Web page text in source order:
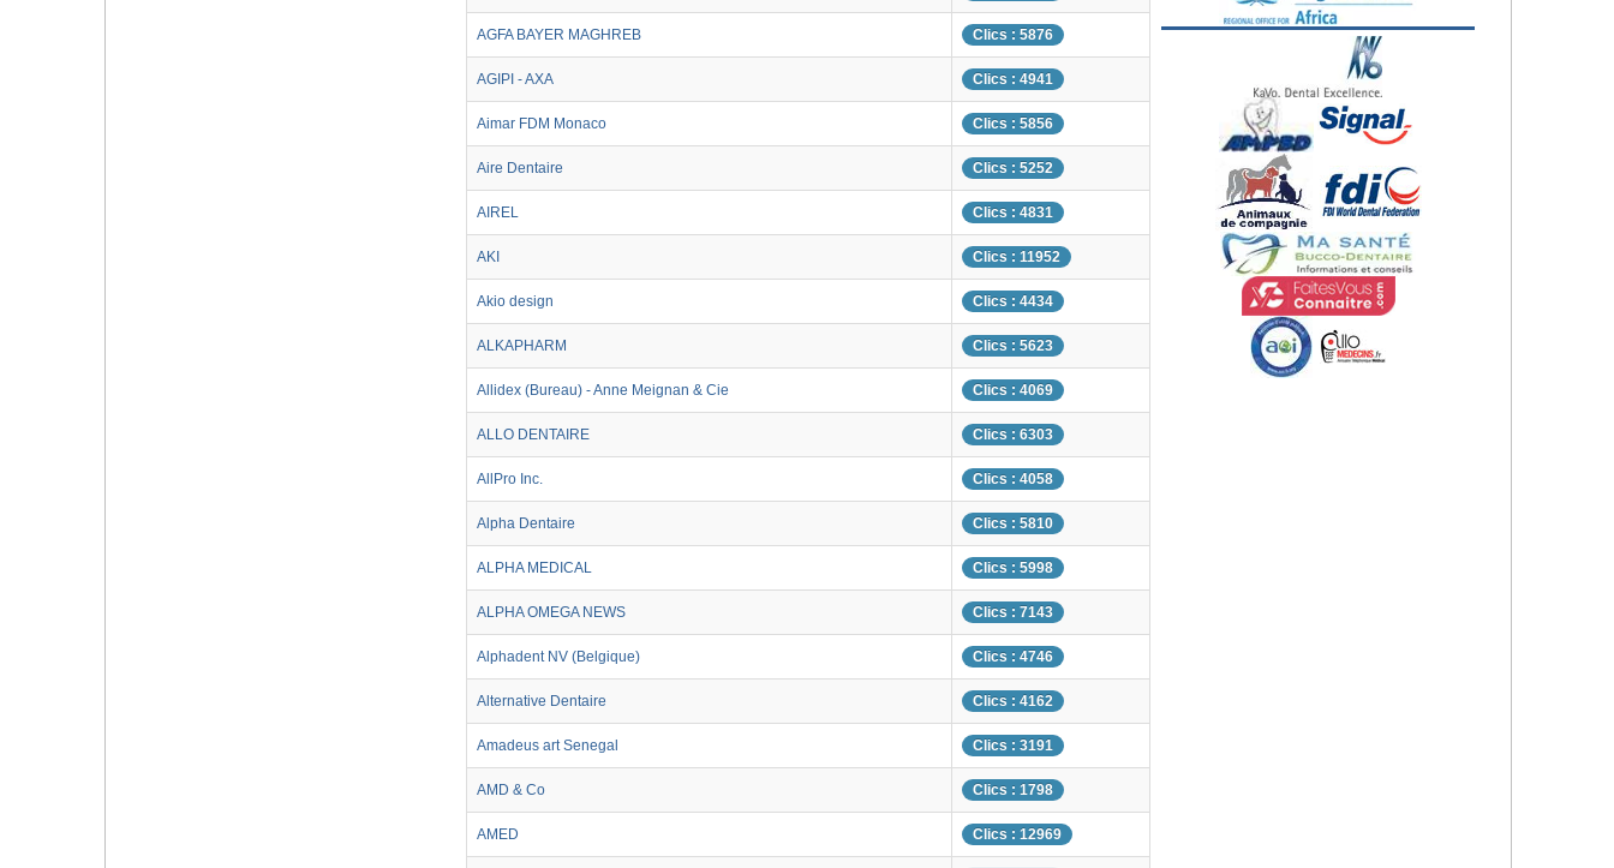
AGFA BAYER MAGHREB Clics : 5876
AGIPI - AXA Clics : 4941
Aimar FDM Monaco Clics : 5856
Aire Dentaire Clics : 5252
AIREL Clics : 4831
AKI Clics : 11952
Akio design Clics : 4434
ALKAPHARM Clics : 5623
Allidex (Bureau) - Anne Meignan & Cie Clics : 4069
ALLO DENTAIRE Clics : 6303
AllPro Inc. Clics : 4058
Alpha Dentaire Clics : 5810
ALPHA MEDICAL Clics : 5998
ALPHA OMEGA NEWS Clics : 7143
Alphadent NV (Belgique) Clics : 4746
Alternative Dentaire Clics : 4162
Amadeus art Senegal Clics : 3191
AMD & Co Clics : 1798
AMED Clics : 12969